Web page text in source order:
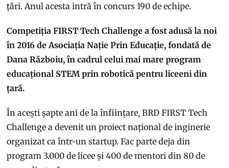
țări. Anul acesta intră în concurs 190 de echipe.
Competiția FIRST Tech Challenge a fost adusă la noi
în 2016 de Asociația Nație Prin Educație, fondată de
Dana Războiu, în cadrul celui mai mare program
educațional STEM prin robotică pentru liceeni din
țară.
În acești șapte ani de la înființare, BRD FIRST Tech
Challenge a devenit un proiect național de inginerie
organizat ca într-un startup. Fac parte deja din
program 3.000 de licee și 400 de mentori din 80 de